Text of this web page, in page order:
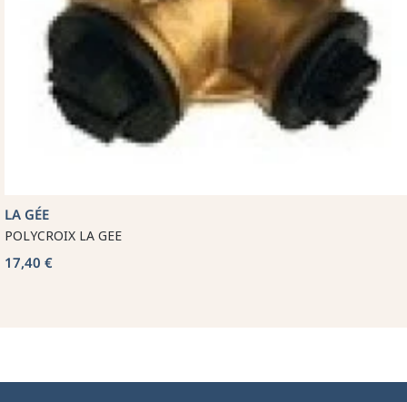
LA GÉE
POLYCROIX LA GEE
17,40 €